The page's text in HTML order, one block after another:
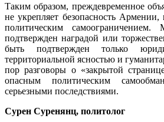
Таким образом, преждевременное
не укрепляет безопасность
политическим
подтвержден наградой или
быть подтвержден только
территориальной ясностью и
пор разговоры о «закрытой
опасным политическим
серьезными последствиями.
Сурен Суренянц, политолог